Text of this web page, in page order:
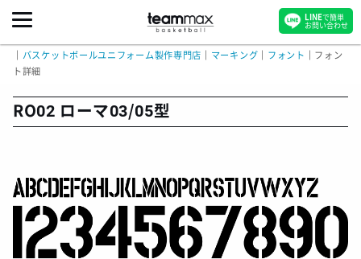
バスケットボールユニフォーム製作専門店 マーキング フォント
フォン
ト詳細
RO02 ローマ03/05型
LINEで簡単
お問い合わせ